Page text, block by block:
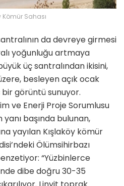
Kömür Sahası
da devreye girmesi
yoğunluğu artmaya
üç santralından ikisini,
besleyen açık ocak
görüntü sunuyor.
ve Enerji Proje Sorumlusu
yanı başında bulunan,
yayılan Kışlaköy kömür
Ölümsihirbazı
“Yüzbinlerce
dibe doğru 30-35